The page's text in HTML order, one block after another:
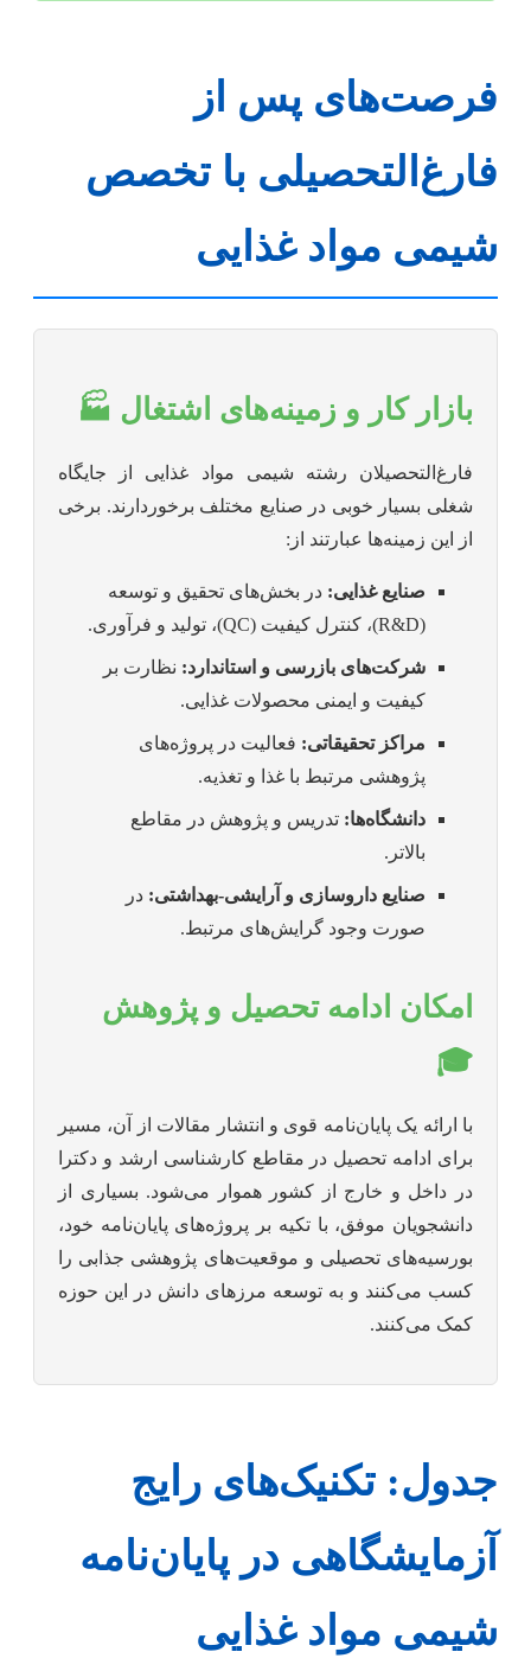
فرصت‌های پس از
فارغ‌التحصیلی با تخصص
شیمی مواد غذایی
بازار کار و زمینه‌های اشتغال 🏭
فارغ‌التحصیلان رشته شیمی مواد غذایی از جایگاه
شغلی بسیار خوبی در صنایع مختلف برخوردارند. برخی
از این زمینه‌ها عبارتند از:
صنایع غذایی: در بخش‌های تحقیق و توسعه
(R&D)، کنترل کیفیت (QC)، تولید و فرآوری.
شرکت‌های بازرسی و استاندارد: نظارت بر
کیفیت و ایمنی محصولات غذایی.
مراکز تحقیقاتی: فعالیت در پروژه‌های
پژوهشی مرتبط با غذا و تغذیه.
دانشگاه‌ها: تدریس و پژوهش در مقاطع
بالاتر.
صنایع داروسازی و آرایشی-بهداشتی: در
صورت وجود گرایش‌های مرتبط.
امکان ادامه تحصیل و پژوهش
🎓
با ارائه یک پایان‌نامه قوی و انتشار مقالات از آن، مسیر
برای ادامه تحصیل در مقاطع کارشناسی ارشد و دکترا
در داخل و خارج از کشور هموار می‌شود. بسیاری از
دانشجویان موفق، با تکیه بر پروژه‌های پایان‌نامه خود،
بورسیه‌های تحصیلی و موقعیت‌های پژوهشی جذابی را
کسب می‌کنند و به توسعه مرزهای دانش در این حوزه
کمک می‌کنند.
جدول: تکنیک‌های رایج
آزمایشگاهی در پایان‌نامه
شیمی مواد غذایی